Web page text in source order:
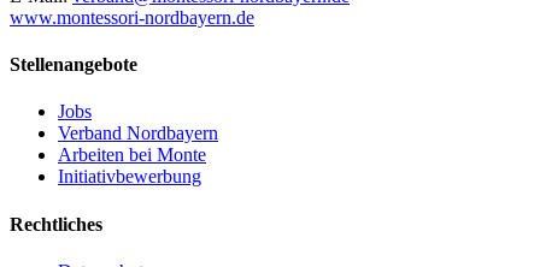
www.montessori-nordbayern.de
Stellenangebote
Jobs
Verband Nordbayern
Arbeiten bei Monte
Initiativbewerbung
Rechtliches